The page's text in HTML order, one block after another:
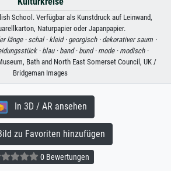
School. Verfügbar als Kunstdruck auf Leinwand,
Naturpapier oder Japanpapier.
länge ·schal · kleid · georgisch · dekorativer saum ·
·blau · band · bund · mode · modisch ·
Bath and North East Somerset Council, UK /
Bridgeman Images
In 3D / AR ansehen
zu Favoriten hinzufügen
0 Bewertungen